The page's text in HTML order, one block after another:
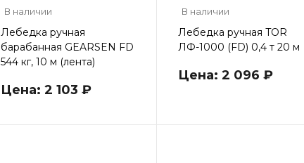
В наличии
Лебедка ручная
барабанная GEARSEN FD
544 кг, 10 м (лента)
Цена: 2 103 ₽
В наличии
Лебедка ручная TOR
ЛФ-1000 (FD) 0,4 т 20 м
Цена: 2 096 ₽